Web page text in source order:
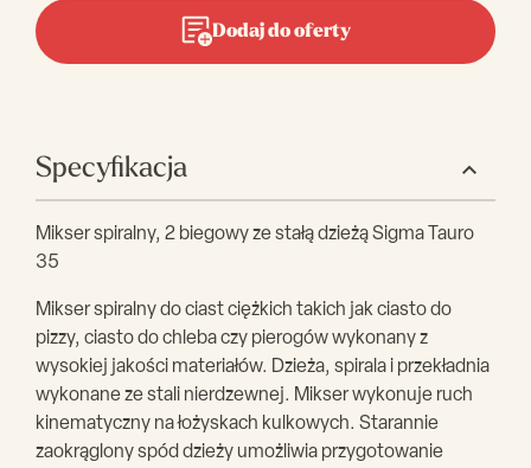
Dodaj do oferty
Specyfikacja
Mikser spiralny, 2 biegowy ze stałą dzieżą Sigma Tauro
35
Mikser spiralny do ciast ciężkich takich jak ciasto do
pizzy, ciasto do chleba czy pierogów wykonany z
wysokiej jakości materiałów. Dzieża, spirala i przekładnia
wykonane ze stali nierdzewnej. Mikser wykonuje ruch
kinematyczny na łożyskach kulkowych. Starannie
zaokrąglony spód dzieży umożliwia przygotowanie